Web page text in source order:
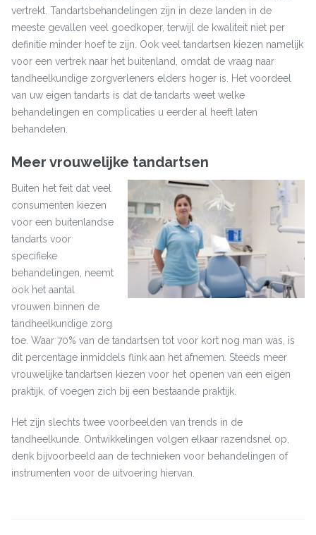
vertrekt. Tandartsbehandelingen zijn in deze landen in de
meeste gevallen veel goedkoper, terwijl de kwaliteit niet per
definitie minder hoef te zijn. Ook veel tandartsen kiezen namelijk
voor een vertrek naar het buitenland, omdat de vraag naar
tandheelkundige zorgverleners elders hoger is. Het voordeel
van uw eigen tandarts is dat de tandarts weet welke
behandelingen en complicaties u eerder al heeft laten
behandelen.
Meer vrouwelijke tandartsen
Buiten het feit dat veel
consumenten kiezen
voor een buitenlandse
tandarts voor
specifieke
behandelingen, neemt
ook het aantal
vrouwen binnen de
tandheelkundige zorg
toe. Waar 70% van de tandartsen tot voor kort nog man was, is
dit percentage inmiddels flink aan het afnemen. Steeds meer
vrouwelijke tandartsen kiezen voor het openen van een eigen
praktijk, of voegen zich bij een bestaande praktijk.
Het zijn slechts twee voorbeelden van trends in de
tandheelkunde. Ontwikkelingen volgen elkaar razendsnel op,
denk bijvoorbeeld aan de technieken voor behandelingen of
instrumenten voor de uitvoering hiervan.